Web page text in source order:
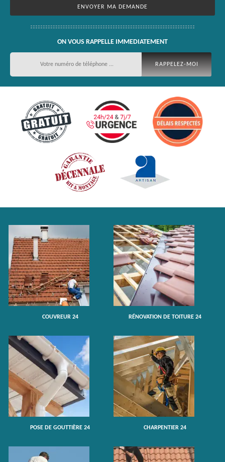
ON VOUS RAPPELLE IMMEDIATEMENT
COUVREUR 24 RÉNOVATION DE TOITURE 24
POSE DE GOUTTIÈRE 24 CHARPENTIER 24